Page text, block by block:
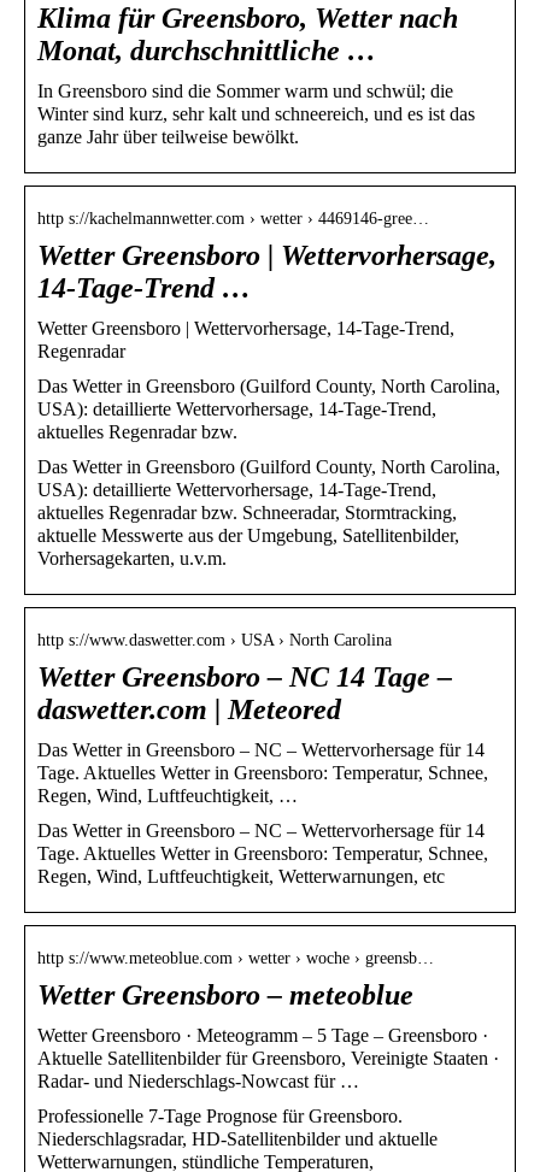
Klima für Greensboro, Wetter nach
Monat, durchschnittliche …
In Greensboro sind die Sommer warm und schwül; die
Winter sind kurz, sehr kalt und schneereich, und es ist das
ganze Jahr über teilweise bewölkt.
http s://kachelmannwetter.com › wetter › 4469146-gree…
Wetter Greensboro | Wettervorhersage,
14-Tage-Trend …
Wetter Greensboro | Wettervorhersage, 14-Tage-Trend,
Regenradar
Das Wetter in Greensboro (Guilford County, North Carolina,
USA): detaillierte Wettervorhersage, 14-Tage-Trend,
aktuelles Regenradar bzw.
Das Wetter in Greensboro (Guilford County, North Carolina,
USA): detaillierte Wettervorhersage, 14-Tage-Trend,
aktuelles Regenradar bzw. Schneeradar, Stormtracking,
aktuelle Messwerte aus der Umgebung, Satellitenbilder,
Vorhersagekarten, u.v.m.
http s://www.daswetter.com › USA › North Carolina
Wetter Greensboro – NC 14 Tage –
daswetter.com | Meteored
Das Wetter in Greensboro – NC – Wettervorhersage für 14
Tage. Aktuelles Wetter in Greensboro: Temperatur, Schnee,
Regen, Wind, Luftfeuchtigkeit, …
Das Wetter in Greensboro – NC – Wettervorhersage für 14
Tage. Aktuelles Wetter in Greensboro: Temperatur, Schnee,
Regen, Wind, Luftfeuchtigkeit, Wetterwarnungen, etc
http s://www.meteoblue.com › wetter › woche › greensb…
Wetter Greensboro – meteoblue
Wetter Greensboro · Meteogramm – 5 Tage – Greensboro ·
Aktuelle Satellitenbilder für Greensboro, Vereinigte Staaten ·
Radar- und Niederschlags-Nowcast für …
Professionelle 7-Tage Prognose für Greensboro.
Niederschlagsradar, HD-Satellitenbilder und aktuelle
Wetterwarnungen, stündliche Temperaturen,